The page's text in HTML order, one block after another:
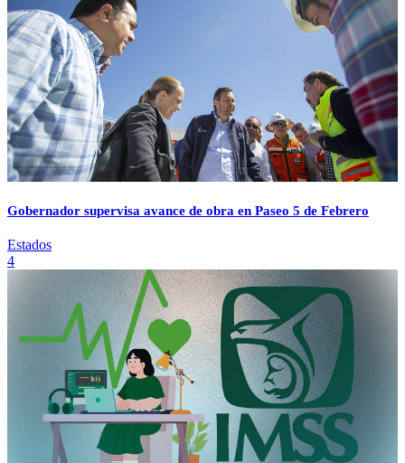
Gobernador supervisa avance de obra en Paseo 5 de Febrero
Estados
4